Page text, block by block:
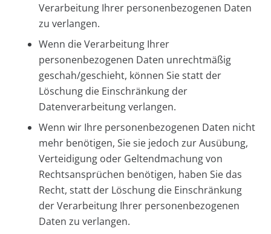
Verarbeitung Ihrer personenbezogenen Daten
zu verlangen.
Wenn die Verarbeitung Ihrer
personenbezogenen Daten unrechtmäßig
geschah/geschieht, können Sie statt der
Löschung die Einschränkung der
Datenverarbeitung verlangen.
Wenn wir Ihre personenbezogenen Daten nicht
mehr benötigen, Sie sie jedoch zur Ausübung,
Verteidigung oder Geltendmachung von
Rechtsansprüchen benötigen, haben Sie das
Recht, statt der Löschung die Einschränkung
der Verarbeitung Ihrer personenbezogenen
Daten zu verlangen.